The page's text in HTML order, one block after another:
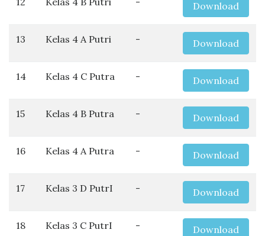
Download
13 Kelas 4 A Putri - Download
14 Kelas 4 C Putra - Download
15 Kelas 4 B Putra - Download
16 Kelas 4 A Putra - Download
17 Kelas 3 D PutrI - Download
18 Kelas 3 C PutrI - Download